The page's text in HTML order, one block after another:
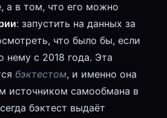
а в том, что его можно
: запустить на данных за
что было бы, если
нему с 2018 года. Эта
бэктестом, и именно она
источником самообмана в
бэктест выдаёт